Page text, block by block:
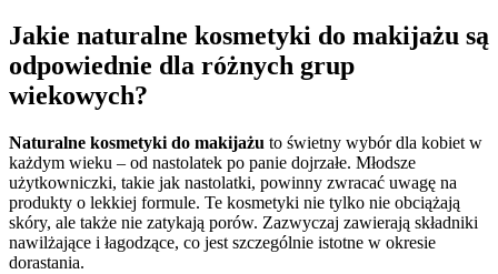
Jakie naturalne kosmetyki do makijażu są
odpowiednie dla różnych grup
wiekowych?
Naturalne kosmetyki do makijażu to świetny wybór dla kobiet w
każdym wieku – od nastolatek po panie dojrzałe. Młodsze
użytkowniczki, takie jak nastolatki, powinny zwracać uwagę na
produkty o lekkiej formule. Te kosmetyki nie tylko nie obciążają
skóry, ale także nie zatykają porów. Zazwyczaj zawierają składniki
nawilżające i łagodzące, co jest szczególnie istotne w okresie
dorastania.